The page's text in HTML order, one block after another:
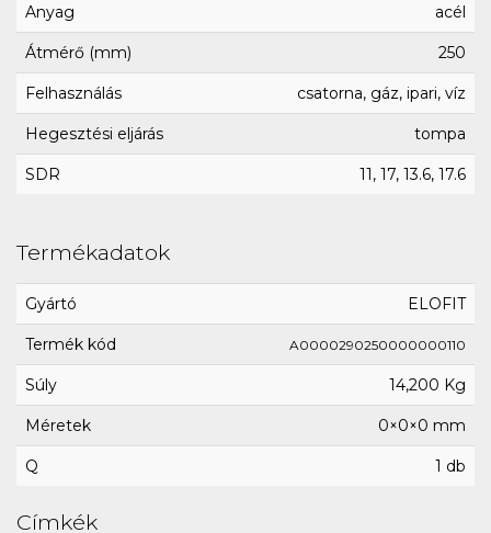
Anyag acél
Átmérő (mm) 250
Felhasználás csatorna, gáz, ipari, víz
Hegesztési eljárás tompa
SDR 11, 17, 13.6, 17.6
Termékadatok
Gyártó ELOFIT
Termék kód A0000290250000000110
Súly 14,200 Kg
Méretek 0×0×0 mm
Q 1 db
Címkék